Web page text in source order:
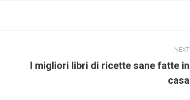
NEXT
NextI migliori libri di ricette sane fatte in
casa